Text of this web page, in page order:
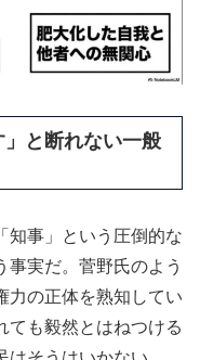
と断れない一般
知事」という圧倒的な
事実だ。菅野氏のよう
力の正体を熟知してい
ても毅然とはねつける